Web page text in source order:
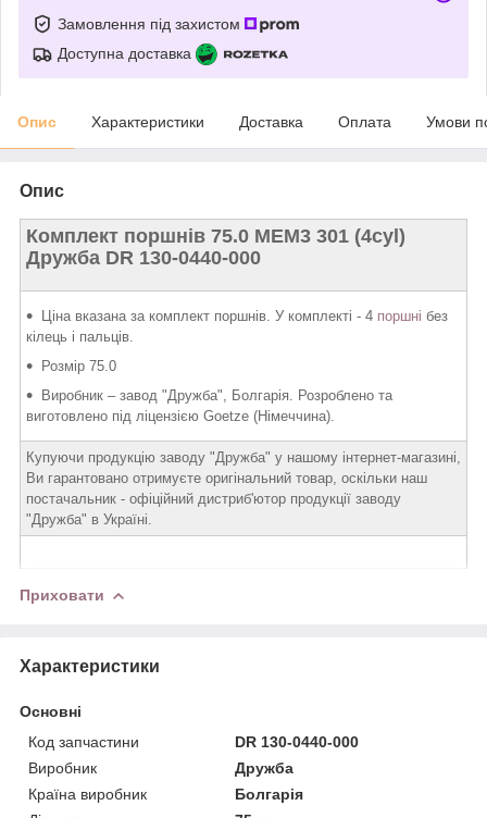
Замовлення під захистом
Доступна доставка
Опис Характеристики Доставка Оплата Умови
Опис
Комплект поршнів 75.0 МЕМ3 301 (4cyl)
Дружба DR 130-0440-000
Ціна вказана за комплект поршнів. У комплекті - 4 поршні без
кілець і пальців.
Розмір 75.0
Виробник – завод "Дружба", Болгарія. Розроблено та
виготовлено під ліцензією Goetze (Німеччина).
Купуючи продукцію заводу "Дружба" у нашому інтернет-магазині,
Ви гарантовано отримуєте оригінальний товар, оскільки наш
постачальник - офіційний дистриб'ютор продукції заводу
"Дружба" в Україні.
Приховати
Характеристики
Основні
Код запчастини
DR 130-0440-000
Виробник
Дружба
Країна виробник
Болгарія